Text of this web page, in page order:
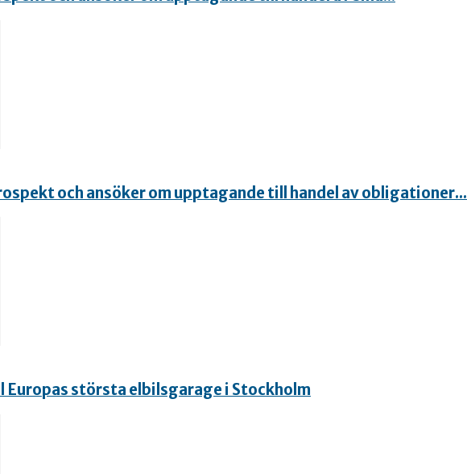
och ansöker om upptagande till handel av obligationer...
största elbilsgarage i Stockholm